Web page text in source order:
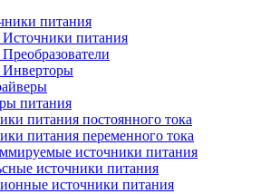
питания
питания
питания
питания постоянного тока
питания переменного тока
источники питания
источники питания
источники питания